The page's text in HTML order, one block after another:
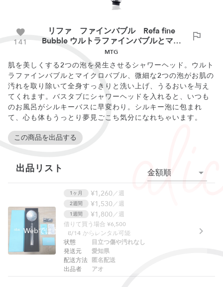
141
リファ ファインバブル Refa fine
Bubble ウルトラファインバブルとマイ
クロバブルのシャワーヘッド
MTG
肌を美しくする2つの泡を発生させるシャワーヘッド。ウルト
ラファインバブルとマイクロバブル、微細な2つの泡がお肌の
汚れを取り除いて全身すっきりと洗い上げ、うるおいを与え
てくれます。バスタブにシャワーヘッドを入れると、いつも
のお風呂がシルキーバスに早変わり。シルキー泡に包まれ
て、心も体もうっとり夢見ごこち気分になれちゃいます。
この商品を出品する
出品リスト 金額順
Webでは予約できません。アプリをご利用ください。
1ヶ月 ¥1,260／週
2週間 ¥1,530／週
1週間 ¥1,800／週
借りて買う場合 ¥6,500
8/14 からレンタル可能
状態
発送元
配送方法
出品者
目立つ傷や汚れなし
愛知県
匿名配送
アオ